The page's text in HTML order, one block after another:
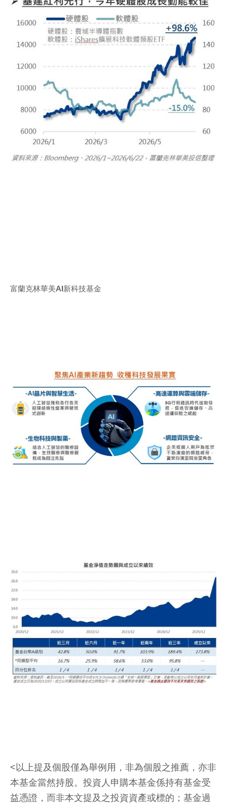
富蘭克林華美AI新科技基金
<以上提及個股僅為舉例用，非為個股之推薦，亦非
本基金當然持股。投資人申購本基金係持有基金受
益憑證，而非本文提及之投資資產或標的；基金過